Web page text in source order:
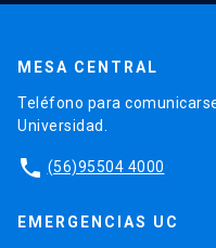
MESA CENTRAL
Teléfono para
Universidad.
phone (56)95504 4000
EMERGENCIAS UC